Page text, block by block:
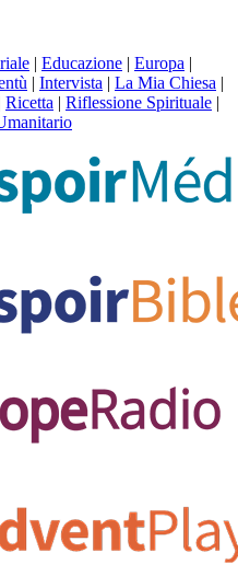
| Educazione | Europa |
| Intervista | La Mia Chiesa |
Ricetta | Riflessione Spirituale |